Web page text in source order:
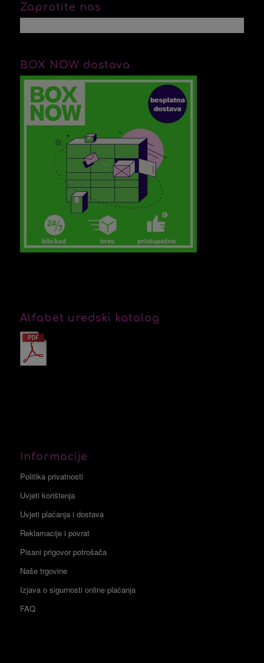
Zapratite nas
BOX NOW dostava
Alfabet uredski katalog
Informacije
Politika privatnosti
Uvjeti korištenja
Uvjeti plaćanja i dostava
Reklamacije i povrat
Pisani prigovor potrošača
Naše trgovine
Izjava o sigurnosti online plaćanja
FAQ